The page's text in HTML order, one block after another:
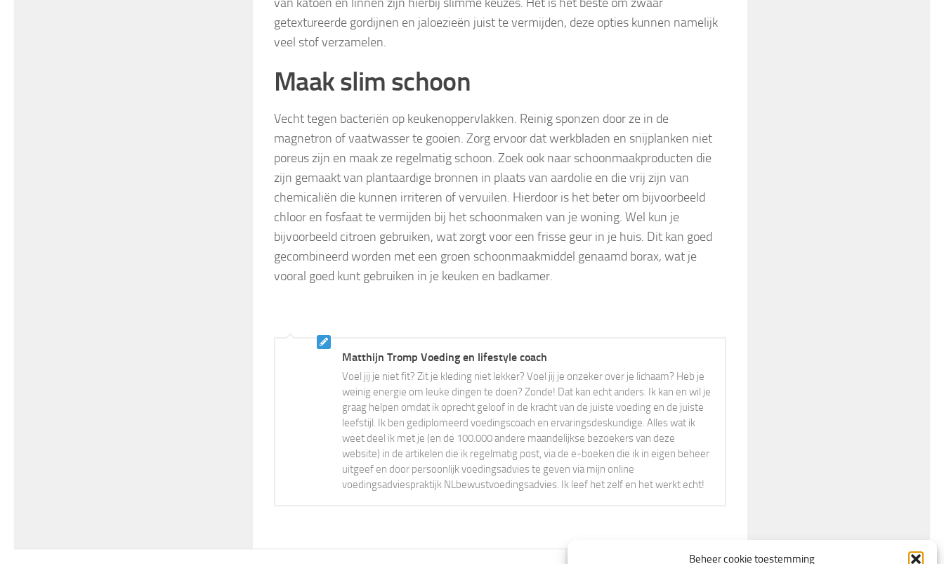
Beheer cookie toestemming
getextureerde gordijnen en jaloezieën juist te vermijden, deze opties kunnen namelijk
veel stof verzamelen.
Maak slim schoon
Vecht tegen bacteriën op keukenoppervlakken. Reinig sponzen door ze in de
magnetron of vaatwasser te gooien. Zorg ervoor dat werkbladen en snijplanken niet
poreus zijn en maak ze regelmatig schoon. Zoek ook naar schoonmaakproducten die
zijn gemaakt van plantaardige bronnen in plaats van aardolie en die vrij zijn van
chemicaliën die kunnen irriteren of vervuilen. Hierdoor is het beter om bijvoorbeeld
chloor en fosfaat te vermijden bij het schoonmaken van je woning. Wel kun je
bijvoorbeeld citroen gebruiken, wat zorgt voor een frisse geur in je huis. Dit kan goed
gecombineerd worden met een groen schoonmaakmiddel genaamd borax, wat je
vooral goed kunt gebruiken in je keuken en badkamer.
Matthijn Tromp Voeding en lifestyle coach
Voel jij je niet fit? Zit je kleding niet lekker? Voel jij je onzeker over je lichaam? Heb je
weinig energie om leuke dingen te doen? Zonde! Dat kan echt anders. Ik kan en wil je
graag helpen omdat ik oprecht geloof in de kracht van de juiste voeding en de juiste
leefstijl. Ik ben gediplomeerd voedingscoach en ervaringsdeskundige. Alles wat ik
weet deel ik met je (en de 100.000 andere maandelijkse bezoekers van deze
website) in de artikelen die ik regelmatig post, via de e-boeken die ik in eigen beheer
uitgeef en door persoonlijk voedingsadvies te geven via mijn online
voedingsadviespraktijk NLbewustvoedingsadvies. Ik leef het zelf en het werkt echt!